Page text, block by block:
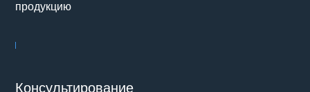
продукцию
Консультирование